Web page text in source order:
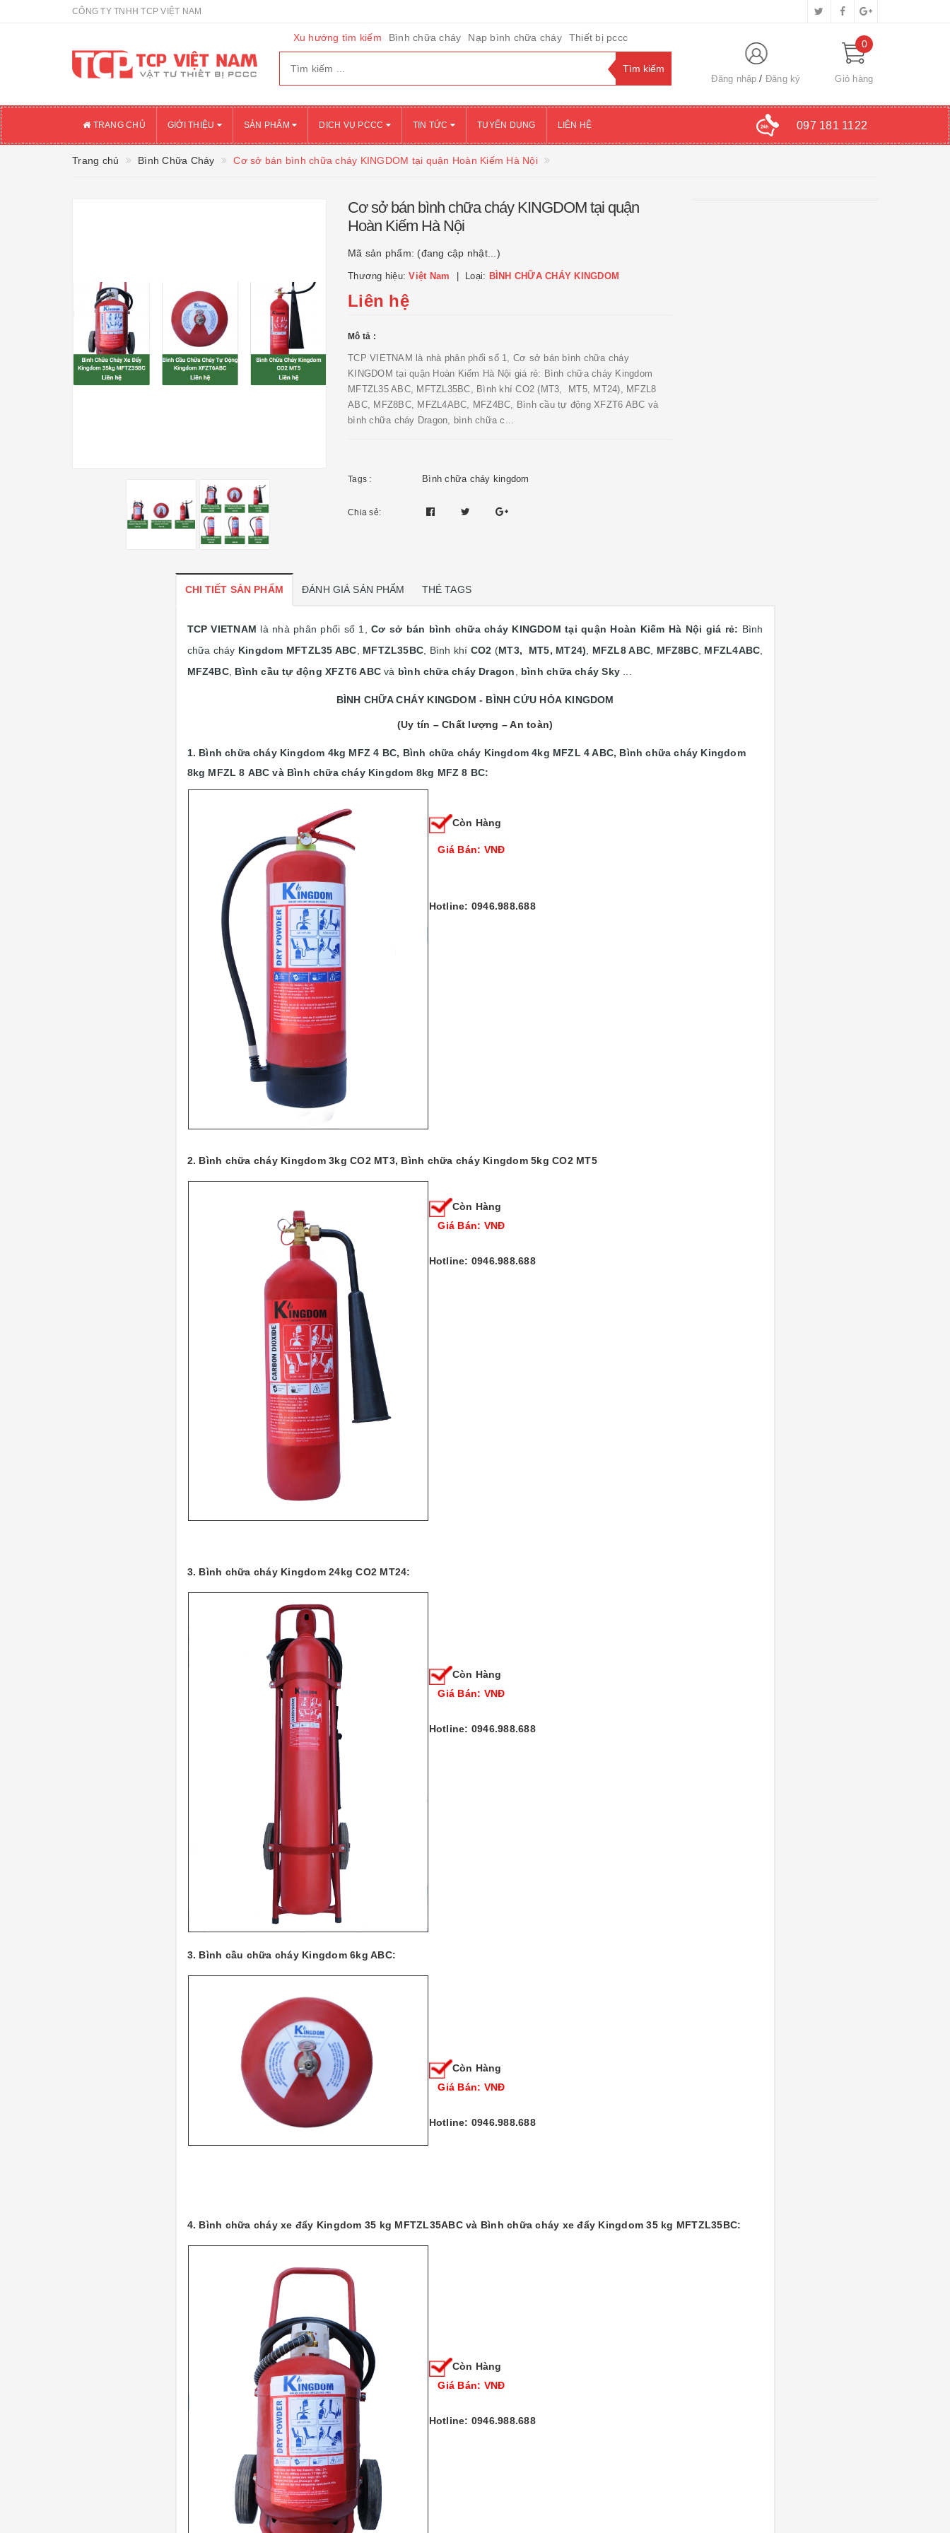
CÔNG TY TNHH TCP VIỆT NAM
Xu hướng tìm kiếm Bình chữa cháy Nạp bình chữa cháy Thiết bị pccc
Đăng nhập Đăng ký
0
Giỏ hàng
TRANG CHỦ GIỚI THIỆU SẢN PHẨM DỊCH VỤ PCCC TIN TỨC TUYỂN DỤNG LIÊN HỆ 097 181 1122
Trang chủ Bình Chữa Cháy Cơ sở bán bình chữa cháy KINGDOM tại quận Hoàn Kiếm Hà Nội
Cơ sở bán bình chữa cháy KINGDOM tại quận
Hoàn Kiếm Hà Nội
Mã sản phẩm: (đang cập nhật...)
Thương hiệu:Việt Nam Loại: BÌNH CHỮA CHÁY KINGDOM
Liên hệ
Mô tả :
TCP VIETNAM là nhà phân phối số 1, Cơ sở bán bình chữa cháy
KINGDOM tại quận Hoàn Kiếm Hà Nội giá rẻ: Bình chữa cháy Kingdom
MFTZL35 ABC, MFTZL35BC, Bình khí CO2 (MT3, MT5, MT24), MFZL8
ABC, MFZ8BC, MFZL4ABC, MFZ4BC, Bình cầu tự động XFZT6 ABC và
bình chữa cháy Dragon, bình chữa c...
Tags : Bình chữa cháy kingdom
Chia sẻ:
CHI TIẾT SẢN PHẨM ĐÁNH GIÁ SẢN PHẨM THẺ TAGS
TCP VIETNAM là nhà phân phối số 1,Cơ sở bán bình chữa cháy KINGDOM tại quận Hoàn Kiếm Hà Nội giá rẻ: Bình
chữa cháy Kingdom MFTZL35 ABC MFTZL35BC , Bình khí CO2 (MT3, MT5, MT24) MFZL8 ABC, MFZ8BC, MFZL4ABC
MFZ4BC, Bình cầu tự động XFZT6 ABC và bình chữa cháy Dragon bình chữa cháy Sky...
BÌNH CHỮA CHÁY KINGDOM - BÌNH CỨU HỎA KINGDOM
(Uy tín – Chất lượng – An toàn)
1. Bình chữa cháy Kingdom 4kg MFZ 4 BC, Bình chữa cháy Kingdom 4kg MFZL 4 ABC, Bình chữa cháy Kingdom
8kg MFZL 8 ABC và Bình chữa cháy Kingdom 8kg MFZ 8 BC:
Còn Hàng
Giá Bán: VNĐ
Hotline: 0946.988.688
2. Bình chữa cháy Kingdom 3kg CO2 MT3, Bình chữa cháy Kingdom 5kg CO2 MT5
Còn Hàng
Giá Bán: VNĐ
Hotline: 0946.988.688
3. Bình chữa cháy Kingdom 24kg CO2 MT24:
Còn Hàng
Giá Bán: VNĐ
Hotline: 0946.988.688
3. Bình cầu chữa cháy Kingdom 6kg ABC:
Còn Hàng
Giá Bán: VNĐ
Hotline: 0946.988.688
4. Bình chữa cháy xe đẩy Kingdom 35 kg MFTZL35ABC và Bình chữa cháy xe đẩy Kingdom 35 kg MFTZL35BC:
Còn Hàng
Giá Bán: VNĐ
Hotline: 0946.988.688